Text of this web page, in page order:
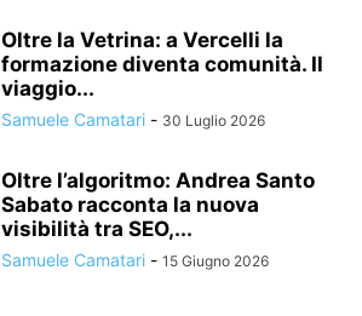
Oltre la Vetrina: a Vercelli la
formazione diventa comunità. Il
viaggio...
Samuele Camatari - 30 Luglio 2026
Oltre l’algoritmo: Andrea Santo
Sabato racconta la nuova
visibilità tra SEO,...
Samuele Camatari - 15 Giugno 2026